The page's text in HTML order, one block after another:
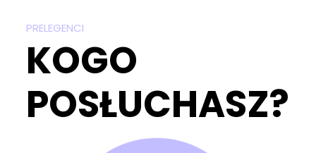
PRELEGENCI
KOGO
POSŁUCHASZ?